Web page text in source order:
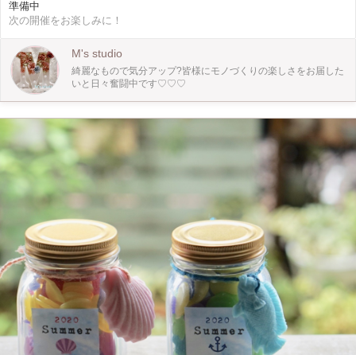
準備中
次の開催をお楽しみに！
M's studio
綺麗なもので気分アップ?皆様にモノづくりの楽しさをお届した
いと日々奮闘中です♡♡♡